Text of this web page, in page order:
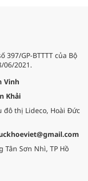
GP-BTTTT của Bộ
06/2021.
Vinh
Khải
đô thị Lideco, Hoài Đức
Tân Sơn Nhì, TP Hồ